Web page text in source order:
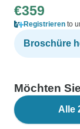
€359
Registrieren to
Broschüre
Möchten
Alle